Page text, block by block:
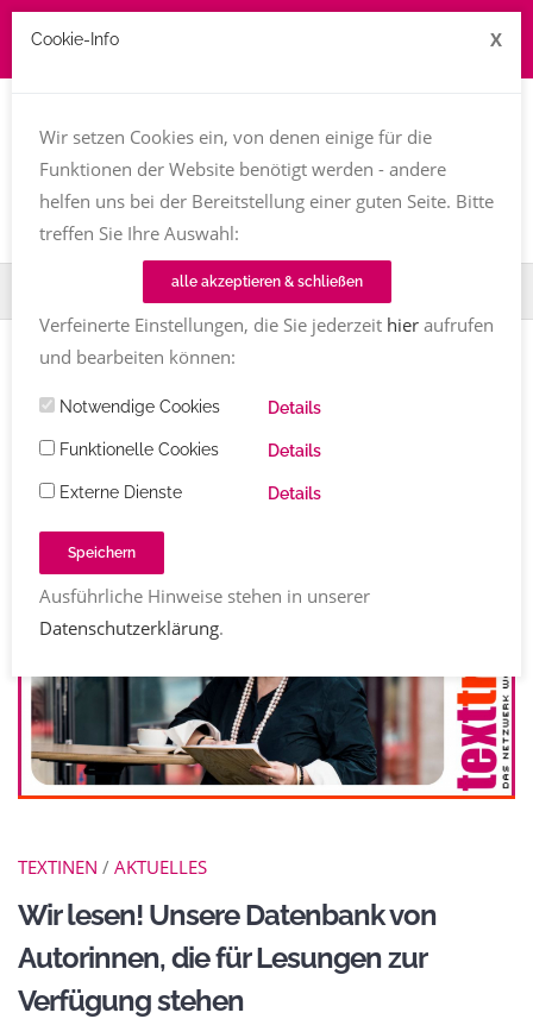
Home TT-Magazin
Bücher
Alle
TEXTINEN / AKTUELLES
Wir lesen! Unsere Datenbank von
Autorinnen, die für Lesungen zur
Verfügung stehen
Cookie-Info X
Wir setzen Cookies ein, von denen einige für die
Funktionen der Website benötigt werden - andere
helfen uns bei der Bereitstellung einer guten Seite. Bitte
treffen Sie Ihre Auswahl:
alle akzeptieren & schließen
Verfeinerte Einstellungen, die Sie jederzeit hieraufrufen
und bearbeiten können:
Notwendige Cookies Details
Funktionelle Cookies Details
Externe Dienste Details
Speichern
Ausführliche Hinweise stehen in unserer
Datenschutzerklärung.